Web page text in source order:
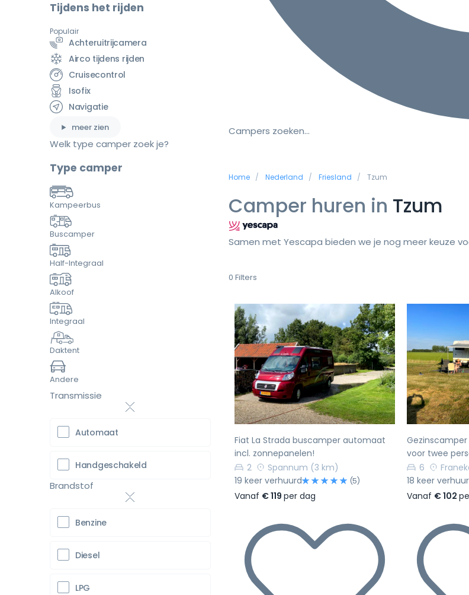
Campers zoeken…
Home Nederland Friesland Tzum
Camper huren in Tzum
Samen met Yescapa bieden we je nog meer keuze
0 Filters
Vorige Volgende
Fiat La Strada buscamper automaat
incl. zonnepanelen!
2
Spannum (3 km)
19 keer verhuurd
(5)
Vanaf € 119 per dag
Vorige
voor twee
6
18 keer
Vanaf € 102
Tijdens het rijden
Populair
Achteruitrijcamera
Airco tijdens rijden
Cruisecontrol
Isofix
Navigatie
meer zien
Welk type camper zoek je?
Type camper
Kampeerbus
Buscamper
Half-Integraal
Alkoof
Integraal
Daktent
Andere
Transmissie
Automaat
Handgeschakeld
Brandstof
Benzine
Diesel
LPG